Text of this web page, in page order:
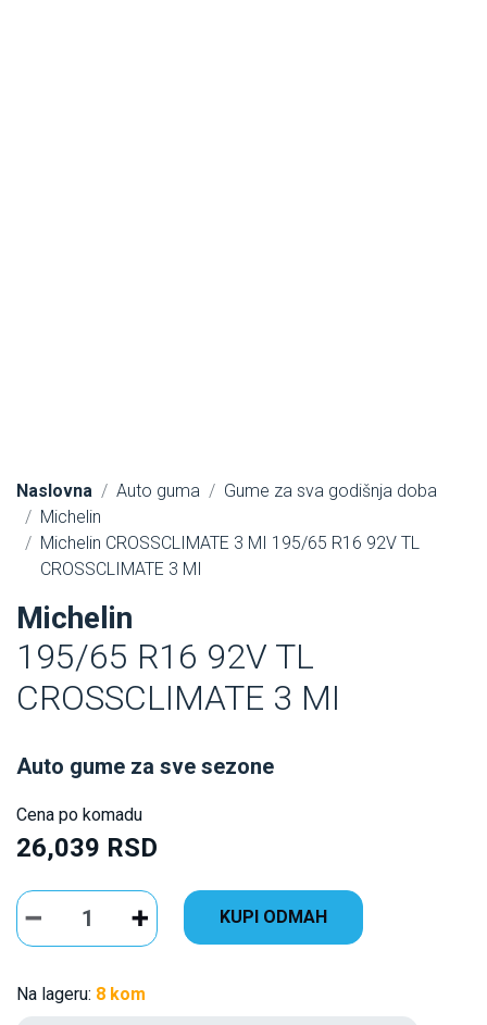
Naslovna Auto guma
Gume za sva godišnja doba
Michelin
Michelin CROSSCLIMATE 3 MI 195/65 R16 92V TL
CROSSCLIMATE 3 MI
Michelin
195/65 R16 92V TL
CROSSCLIMATE 3 MI
Auto gume za sve sezone
Cena po komadu
26,039 RSD
KUPI ODMAH
Na lageru: 8 kom